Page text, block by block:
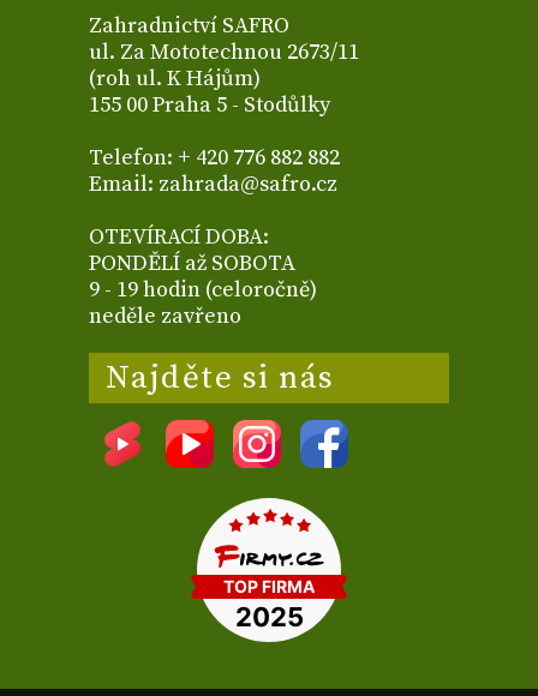
Zahradnictví SAFRO
ul. Za Mototechnou 2673/11
(roh ul. K Hájům)
155 00 Praha 5 - Stodůlky
Telefon: + 420 776 882 882
Email: zahrada@safro.cz
OTEVÍRACÍ DOBA:
PONDĚLÍ až SOBOTA
9 - 19 hodin (celoročně)
neděle zavřeno
Najděte si nás